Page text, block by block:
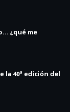
¿qué me
la 40ª edición del